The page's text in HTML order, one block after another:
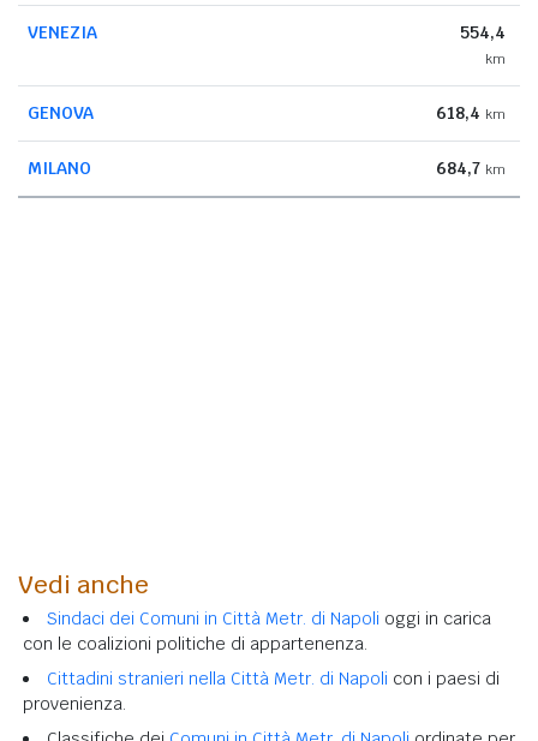
VENEZIA 554,4
km
GENOVA 618,4 km
MILANO 684,7 km
Vedi anche
Sindaci dei Comuni in Città Metr. di Napoli oggi in carica
con le coalizioni politiche di appartenenza.
Cittadini stranieri nella Città Metr. di Napoli con i paesi di
provenienza.